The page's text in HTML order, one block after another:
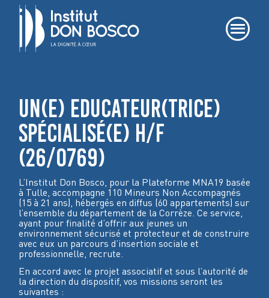
UN(E) EDUCATEUR(TRICE)
SPÉCIALISÉ(E) H/F
(26/0769)
L’Institut Don Bosco, pour la Plateforme MNA19 basée
à Tulle, accompagne 110 Mineurs Non Accompagnés
(15 à 21 ans), hébergés en diffus (60 appartements) sur
l’ensemble du département de la Corrèze. Ce service,
ayant pour finalité d’offrir aux jeunes un
environnement sécurisé et protecteur et de construire
avec eux un parcours d’insertion sociale et
professionnelle, recrute.
En accord avec le projet associatif et sous l’autorité de
la direction du dispositif, vos missions seront les
suivantes :